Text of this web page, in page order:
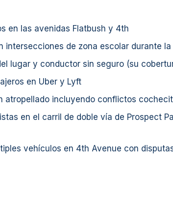
en las avenidas Flatbush y 4th
intersecciones de zona escolar durante la
lugar y conductor sin seguro (su
en Uber y Lyft
atropellado incluyendo conflictos
en el carril de doble vía de Prospect
vehículos en 4th Avenue con